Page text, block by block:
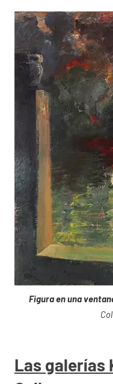
Figura en una
Las galerías